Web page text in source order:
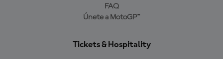
FAQ
Únete a MotoGP™
Tickets & Hospitality